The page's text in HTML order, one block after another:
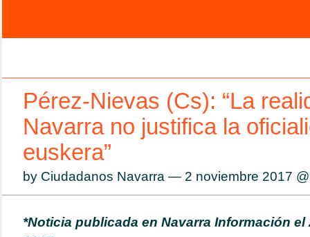
Pérez-Nievas (Cs): “La
Navarra no justifica la
euskera”
by Ciudadanos Navarra — 2 noviembre 2017
*Noticia publicada en Navarra Información el